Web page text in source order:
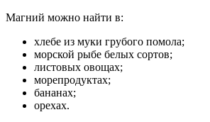
Магний можно найти в:
хлебе из муки грубого помола;
морской рыбе белых сортов;
листовых овощах;
морепродуктах;
бананах;
орехах.